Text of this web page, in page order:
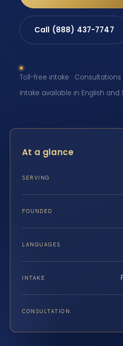
Call (888) 437-7747
Toll-free intake ·
Intake available in English and
At a glance
SERVING
FOUNDED
LANGUAGES
INTAKE
CONSULTATION